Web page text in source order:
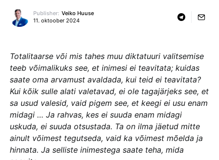
Publisher: Veiko Huuse
11. oktoober 2024
Totalitaarse või mis tahes muu diktatuuri valitsemise
teeb võimalikuks see, et inimesi ei teavitata; kuidas
saate oma arvamust avaldada, kui teid ei teavitata?
Kui kõik sulle alati valetavad, ei ole tagajärjeks see, et
sa usud valesid, vaid pigem see, et keegi ei usu enam
midagi … Ja rahvas, kes ei suuda enam midagi
uskuda, ei suuda otsustada. Ta on ilma jäetud mitte
ainult võimest tegutseda, vaid ka võimest mõelda ja
hinnata. Ja selliste inimestega saate teha, mida